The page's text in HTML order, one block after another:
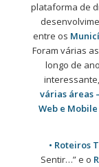
plataforma de
entre os
Foram várias
longo de
várias áreas
Web e
• Roteiros
Sentir…” e o